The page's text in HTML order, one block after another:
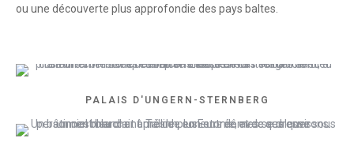
ou une découverte plus approfondie des pays baltes.
PALAIS D'UNGERN-STERNBERG